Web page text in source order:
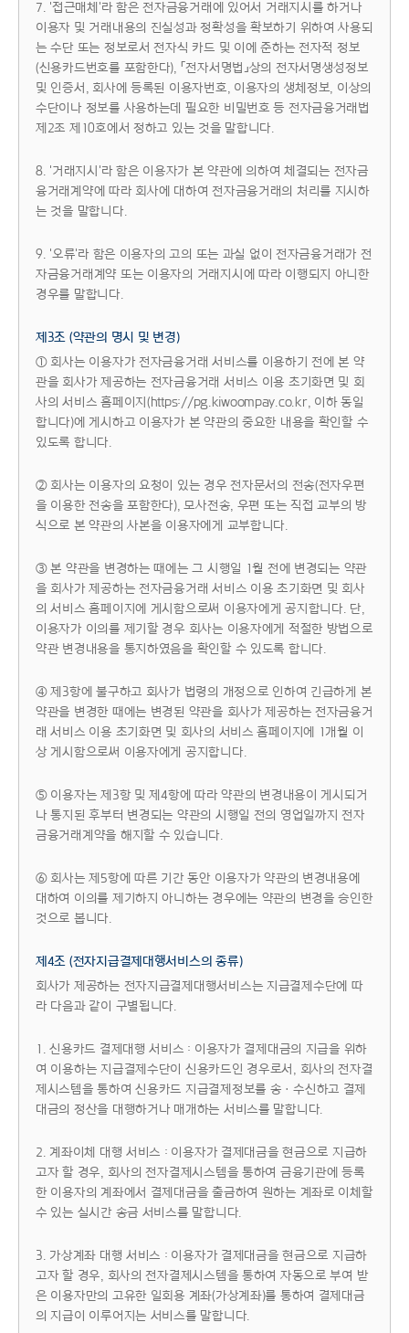
7. '접근매체'라 함은 전자금융거래에 있어서 거래지시를 하거나
이용자 및 거래내용의 진실성과 정확성을 확보하기 위하여 사용되
는 수단 또는 정보로서 전자식 카드 및 이에 준하는 전자적 정보
(신용카드번호를 포함한다), 「전자서명법」상의 전자서명생성정보
및 인증서, 회사에 등록된 이용자번호, 이용자의 생체정보, 이상의
수단이나 정보를 사용하는데 필요한 비밀번호 등 전자금융거래법
제2조 제10호에서 정하고 있는 것을 말합니다.
8. '거래지시'라 함은 이용자가 본 약관에 의하여 체결되는 전자금
융거래계약에 따라 회사에 대하여 전자금융거래의 처리를 지시하
는 것을 말합니다.
9. '오류'라 함은 이용자의 고의 또는 과실 없이 전자금융거래가 전
자금융거래계약 또는 이용자의 거래지시에 따라 이행되지 아니한
경우를 말합니다.
제3조 (약관의 명시 및 변경)
① 회사는 이용자가 전자금융거래 서비스를 이용하기 전에 본 약
관을 회사가 제공하는 전자금융거래 서비스 이용 초기화면 및 회
사의 서비스 홈페이지(https://pg.kiwoompay.co.kr, 이하 동일
합니다)에 게시하고 이용자가 본 약관의 중요한 내용을 확인할 수
있도록 합니다.
② 회사는 이용자의 요청이 있는 경우 전자문서의 전송(전자우편
을 이용한 전송을 포함한다), 모사전송, 우편 또는 직접 교부의 방
식으로 본 약관의 사본을 이용자에게 교부합니다.
③ 본 약관을 변경하는 때에는 그 시행일 1월 전에 변경되는 약관
을 회사가 제공하는 전자금융거래 서비스 이용 초기화면 및 회사
의 서비스 홈페이지에 게시함으로써 이용자에게 공지합니다. 단,
이용자가 이의를 제기할 경우 회사는 이용자에게 적절한 방법으로
약관 변경내용을 통지하였음을 확인할 수 있도록 합니다.
④ 제3항에 불구하고 회사가 법령의 개정으로 인하여 긴급하게 본
약관을 변경한 때에는 변경된 약관을 회사가 제공하는 전자금융거
래 서비스 이용 초기화면 및 회사의 서비스 홈페이지에 1개월 이
상 게시함으로써 이용자에게 공지합니다.
⑤ 이용자는 제3항 및 제4항에 따라 약관의 변경내용이 게시되거
나 통지된 후부터 변경되는 약관의 시행일 전의 영업일까지 전자
금융거래계약을 해지할 수 있습니다.
⑥ 회사는 제5항에 따른 기간 동안 이용자가 약관의 변경내용에
대하여 이의를 제기하지 아니하는 경우에는 약관의 변경을 승인한
것으로 봅니다.
제4조 (전자지급결제대행서비스의 종류)
회사가 제공하는 전자지급결제대행서비스는 지급결제수단에 따
라 다음과 같이 구별됩니다.
1. 신용카드 결제대행 서비스 : 이용자가 결제대금의 지급을 위하
여 이용하는 지급결제수단이 신용카드인 경우로서, 회사의 전자결
제시스템을 통하여 신용카드 지급결제정보를 송ㆍ수신하고 결제
대금의 정산을 대행하거나 매개하는 서비스를 말합니다.
2. 계좌이체 대행 서비스 : 이용자가 결제대금을 현금으로 지급하
고자 할 경우, 회사의 전자결제시스템을 통하여 금융기관에 등록
한 이용자의 계좌에서 결제대금을 출금하여 원하는 계좌로 이체할
수 있는 실시간 송금 서비스를 말합니다.
3. 가상계좌 대행 서비스 : 이용자가 결제대금을 현금으로 지급하
고자 할 경우, 회사의 전자결제시스템을 통하여 자동으로 부여 받
은 이용자만의 고유한 일회용 계좌(가상계좌)를 통하여 결제대금
의 지급이 이루어지는 서비스를 말합니다.